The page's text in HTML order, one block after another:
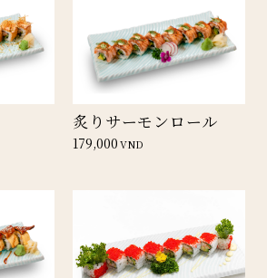
炙りサーモンロール
179,000VND